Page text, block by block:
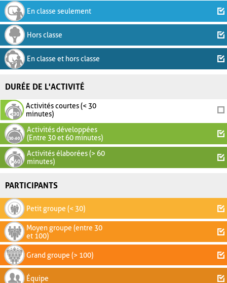
En classe seulement
Hors classe
En classe et hors classe
DURÉE DE L'ACTIVITÉ
Activités courtes (< 30
minutes)
Activités développées
(Entre 30 et 60 minutes)
Activités élaborées (> 60
minutes)
PARTICIPANTS
Petit groupe (< 30)
Moyen groupe (entre 30
et 100)
Grand groupe (> 100)
Équipe